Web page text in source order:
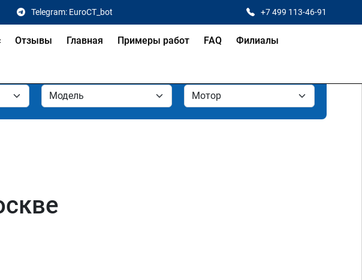
Telegram: EuroCT_bot +7 499 113-46-91
Отзывы Главная Примеры работ FAQ Филиалы